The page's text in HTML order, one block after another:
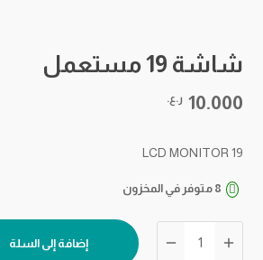
شاشة 19 مستعمل
10.000 ر.ع.
LCD MONITOR 19
8 متوفر في المخزون
شاشة
إضافة إلى السلة